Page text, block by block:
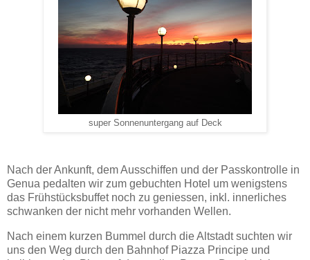
super Sonnenuntergang auf Deck
Nach der Ankunft, dem Ausschiffen und der Passkontrolle in
Genua pedalten wir zum gebuchten Hotel um wenigstens
das Frühstücksbuffet noch zu geniessen, inkl. innerliches
schwanken der nicht mehr vorhanden Wellen.
Nach einem kurzen Bummel durch die Altstadt suchten wir
uns den Weg durch den Bahnhof Piazza Principe und